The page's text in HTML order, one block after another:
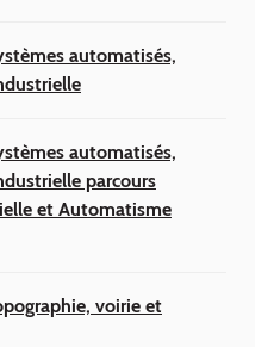
automatisés,
automatisés,
parcours
et Automatisme
voirie et